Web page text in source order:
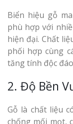
Biển hiệu gỗ
phù hợp với
hiện đại. Chất
phối hợp cùng
tăng tính độc
2. Độ Bền
Gỗ là chất liệu
chống mối mọt,